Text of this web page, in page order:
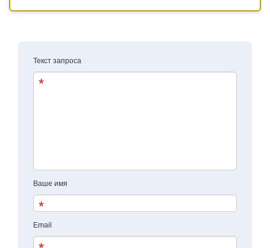
Текст запроса
Ваше имя
Email